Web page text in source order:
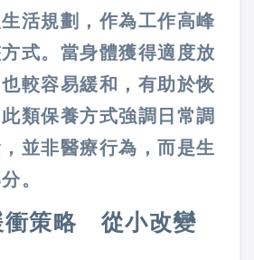
活規劃，作為工作高峰
式。當身體獲得適度放
較容易緩和，有助於恢
類保養方式強調日常調
並非醫療行為，而是生
分。
衝策略 從小改變